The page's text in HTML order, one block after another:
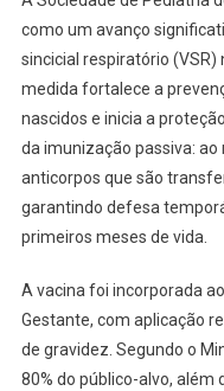
como um avanço
sincicial respiratório (VSR)
medida fortalece a
nascidos e inicia a
da imunização passiva:
anticorpos que são
garantindo defesa
primeiros meses de vida.
A vacina foi incorporada
Gestante, com aplicação
de gravidez. Segundo o
80% do público-alvo, além